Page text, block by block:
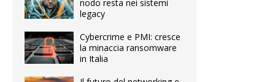
nodo resta nei sistemi
legacy
Cybercrime e PMI: cresce
la minaccia ransomware
in Italia